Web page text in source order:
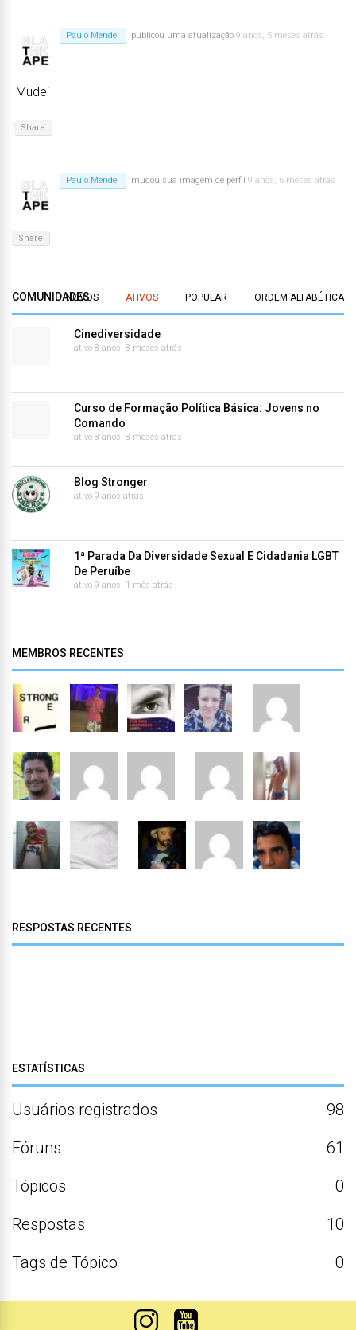
Paulo Mendel publicou uma atualização 9 anos, 5 meses atrás
Mudei
Share
Paulo Mendel mudou sua imagem de perfil 9 anos, 5 meses atrás
Share
COMUNIDADES
NOVOS ATIVOS POPULAR ORDEM ALFABÉTICA
Cinediversidade
ativo 8 anos, 8 meses atrás
Curso de Formação Política Básica: Jovens no
Comando
ativo 8 anos, 8 meses atrás
Blog Stronger
ativo 9 anos atrás
1ª Parada Da Diversidade Sexual E Cidadania LGBT
De Peruíbe
ativo 9 anos, 1 mês atrás
MEMBROS RECENTES
RESPOSTAS RECENTES
ESTATÍSTICAS
Usuários registrados
98
Fóruns
61
Tópicos
0
Respostas
10
Tags de Tópico
0